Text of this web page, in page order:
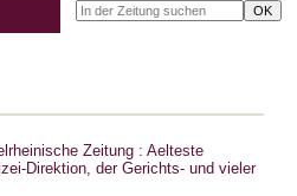
Zeitung : Aelteste
Direktion, der Gerichts- und vieler